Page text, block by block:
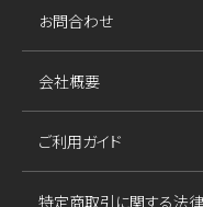
お問合わせ
会社概要
ご利用ガイド
特定商取引に関する法